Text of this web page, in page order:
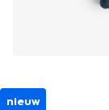
nieuw